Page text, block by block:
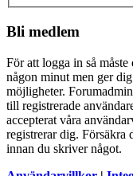
Bli medlem
För att logga in så
någon minut men ger
möjligheter.
till registrerade
accepterat våra
registrerar dig. Försäkra
innan du skriver något.